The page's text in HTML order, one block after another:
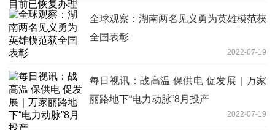
全球观察：湖南两名见义勇为英雄模范获
全国表彰
2022-07-19
每日视讯：战高温 保供电 促发展｜万家
丽路地下“电力动脉”8月投产
2022-07-19